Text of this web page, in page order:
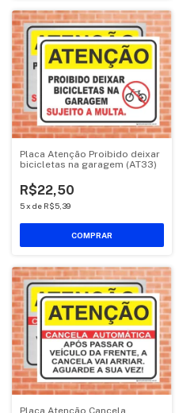
Placa Atenção Proibido deixar
bicicletas na garagem (AT33)
R$22,50
5x de R$5,39
COMPRAR